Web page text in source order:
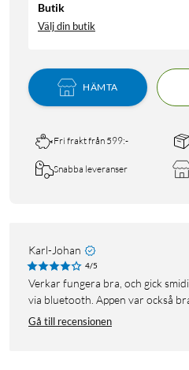
Butik
Välj din butik
HÄMTA
Fri frakt från 599:-
Snabba leveranser
Karl-Johan
4/5
Verkar fungera bra, och gick smidigt att par koppla till appen
via bluetooth. Appen var också
Gå till recensionen